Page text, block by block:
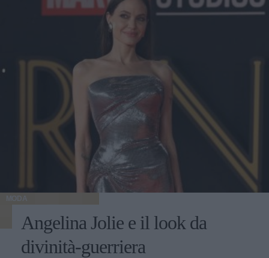
MODA
Angelina Jolie e il look da
divinità-guerriera